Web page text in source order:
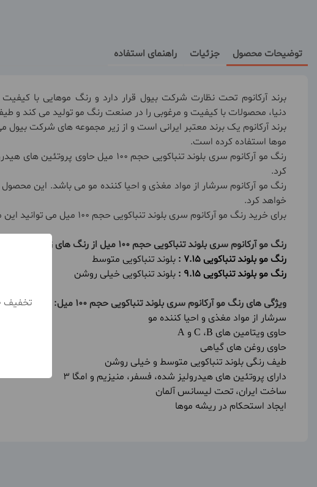
توضیحات محصول جزئیات راهنمای استفاده
برند آرکانوم تحت نظارت شرکت بیول قرار دارد و رنگ موهایی با
دنیا، محصولات با کیفیت و مرغوبی را در صنعت رنگ مو تولید می کند و
برند آرکانوم یک برند معتبر ایرانی است و از زیر مجموعه های شرکت
موها استفاده کرده است.
کرد.
خواهد کرد.
برای خرید رنگ مو آرکانوم سری بلوند تنباکویی حجم 100 میل می توانید این محصول را از سایت فروشگاه اینترنتی سین دخت با قیمت مناسب و کیفیت مطلوب خریداری نمایید.
رنگ مو آرکانوم سری بلوند تنباکویی حجم 100 میل از رنگ های زیر تشکیل شده است:
رنگ مو بلوند تنباکویی 7.15 :
بلوند تنباکویی متوسط
رنگ مو بلوند تنباکویی 9.15 :
بلوند تنباکویی خیلی روشن
ویژگی های رنگ مو آرکانوم سری بلوند تنباکویی حجم 100 میل:
سرشار از مواد مغذی و احیا کننده مو
حاوی ویتامین های C ،B و A
حاوی روغن های گیاهی
طیف رنگی بلوند تنباکویی متوسط و خیلی روشن
دارای پروتئین های هیدرولیز شده، فسفر، منیزیم و امگا 3
ساخت ایران، تحت لیسانس آلمان
ایجاد استحکام در ریشه موها